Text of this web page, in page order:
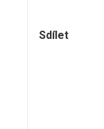
Sdílet